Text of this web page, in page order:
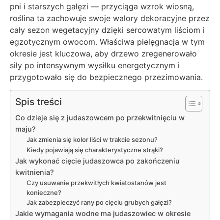
pni i starszych gałęzi — przyciąga wzrok wiosną,
roślina ta zachowuje swoje walory dekoracyjne przez
cały sezon wegetacyjny dzięki sercowatym liściom i
egzotycznym owocom. Właściwa pielęgnacja w tym
okresie jest kluczowa, aby drzewo zregenerowało
siły po intensywnym wysiłku energetycznym i
przygotowało się do bezpiecznego przezimowania.
Spis treści
Co dzieje się z judaszowcem po przekwitnięciu w
maju?
Jak zmienia się kolor liści w trakcie sezonu?
Kiedy pojawiają się charakterystyczne strąki?
Jak wykonać cięcie judaszowca po zakończeniu
kwitnienia?
Czy usuwanie przekwitłych kwiatostanów jest
konieczne?
Jak zabezpieczyć rany po cięciu grubych gałęzi?
Jakie wymagania wodne ma judaszowiec w okresie